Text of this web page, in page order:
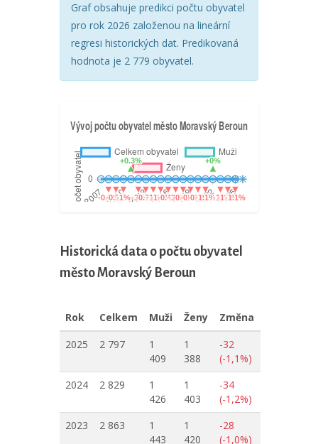
Graf obsahuje predikci počtu obyvatel
pro rok 2026 založenou na lineární
regresi historických dat. Predikovaná
hodnota je 2 779 obyvatel.
Historická data o počtu obyvatel
město Moravský Beroun
Rok Celkem Muži Ženy
Změna
2025
2 797
1
409
1
388
-32
(-1,1%)
2024
2 829
1
426
1
403
-34
(-1,2%)
2023
2 863
1
443
1
420
-28
(-1,0%)